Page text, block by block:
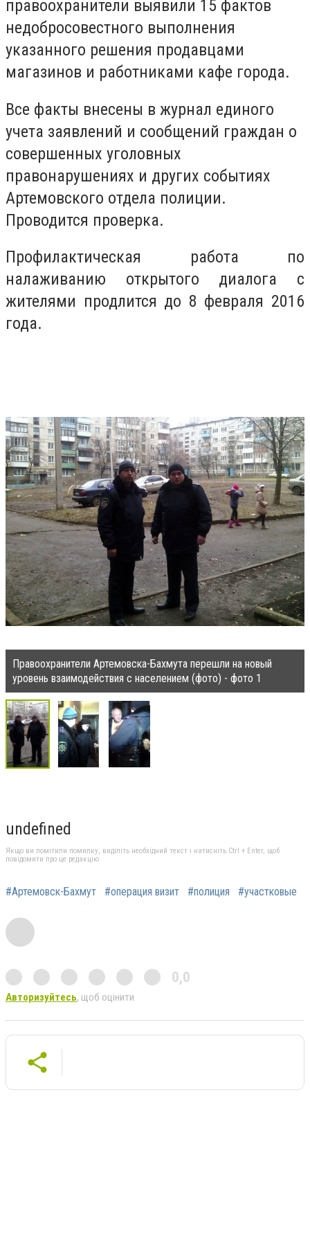
правоохранители выявили 15 фактов
недобросовестного выполнения
указанного решения продавцами
магазинов и работниками кафе города.
Все факты внесены в журнал единого
учета заявлений и сообщений граждан о
совершенных уголовных
правонарушениях и других событиях
Артемовского отдела полиции.
Проводится проверка.
Профилактическая работа по
налаживанию открытого диалога с
жителями продлится до 8 февраля 2016
года.
Правоохранители Артемовска-Бахмута перешли на новый
уровень взаимодействия с населением (фото) - фото 1
undefined
Якщо ви помітили помилку, виділіть необхідний текст і натисніть Ctrl + Enter, щоб
повідомити про це редакцію
#Артемовск-Бахмут #операция визит #полиция #участковые
0,0
Авторизуйтесь, щоб оцінити